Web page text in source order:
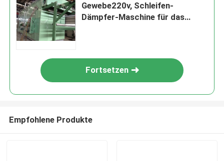
Gewebe220v, Schleifen-
Dämpfer-Maschine für das
Fortsetzen
Empfohlene Produkte